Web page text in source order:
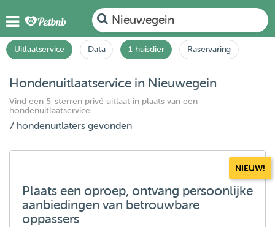
Nieuwegein
Uitlaatservice Data 1 huisdier Raservaring
Hondenuitlaatservice in Nieuwegein
Vind een 5-sterren privé uitlaat in plaats van een
hondenuitlaatservice
7 hondenuitlaters gevonden
NIEUW!
Plaats een oproep, ontvang persoonlijke
aanbiedingen van betrouwbare
oppassers